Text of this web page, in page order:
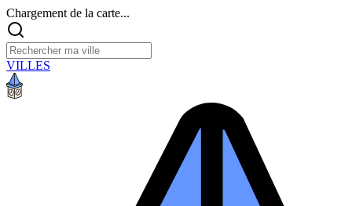
Chargement de la carte...
VILLES